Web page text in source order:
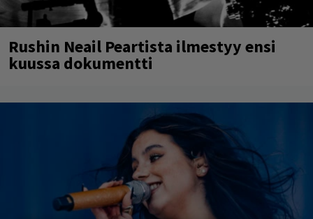
Rushin Neail Peartista ilmestyy ensi
kuussa dokumentti